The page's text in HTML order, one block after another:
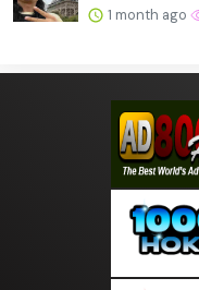
1 month ago